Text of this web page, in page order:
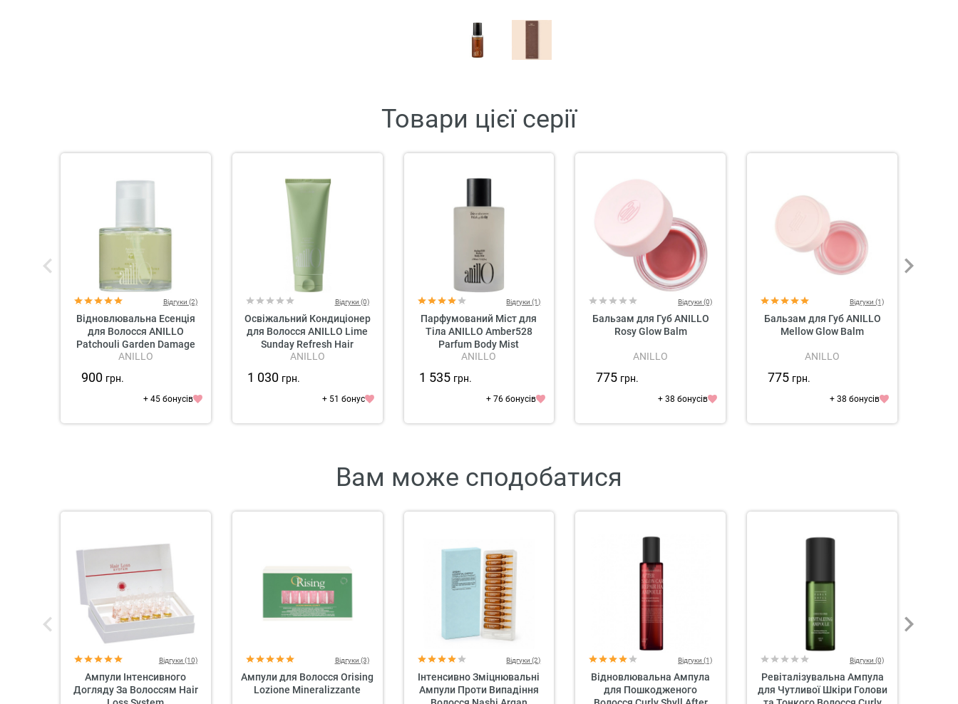
Товари цієї серії
Відгуки (2)
Відновлювальна Есенція
для Волосся ANILLO
Patchouli Garden Damage
Repair Hair Essence
ANILLO
900 грн.
+ 45 бонусів
Відгуки (0)
Освіжальний Кондиціонер
для Волосся ANILLO Lime
Sunday Refresh Hair
Conditioner
ANILLO
1 030 грн.
+ 51 бонус
Відгуки (1)
Парфумований Міст для
Тіла ANILLO Amber528
Parfum Body Mist
ANILLO
1 535 грн.
+ 76 бонусів
Відгуки (0)
Бальзам для Губ ANILLO
Rosy Glow Balm
ANILLO
775 грн.
+ 38 бонусів
Відгуки (1)
Бальзам для Губ ANILLO
Mellow Glow Balm
ANILLO
775 грн.
+ 38 бонусів
Вам може сподобатися
Відгуки (10)
Ампули Інтенсивного
Догляду За Волоссям Hair
Відгуки (3)
Ампули для Волосся Orising
Lozione Mineralizzante
Відгуки (2)
Інтенсивно Зміцнювальні
Ампули Проти Випадіння
Відгуки (1)
Відновлювальна Ампула
для Пошкодженого
Відгуки (0)
Ревіталізувальна Ампула
для Чутливої Шкіри Голови